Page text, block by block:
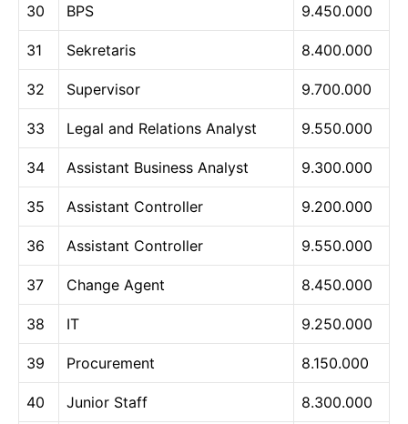
30 BPS 9.450.000
31 Sekretaris 8.400.000
32 Supervisor 9.700.000
33 Legal and Relations Analyst 9.550.000
34 Assistant Business Analyst 9.300.000
35 Assistant Controller 9.200.000
36 Assistant Controller 9.550.000
37 Change Agent 8.450.000
38 IT 9.250.000
39 Procurement 8.150.000
40 Junior Staff 8.300.000